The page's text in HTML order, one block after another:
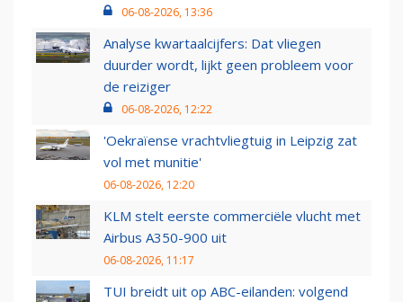
06-08-2026, 13:36
Analyse kwartaalcijfers: Dat vliegen
duurder wordt, lijkt geen probleem voor
de reiziger
06-08-2026, 12:22
'Oekraïense vrachtvliegtuig in Leipzig zat
vol met munitie'
06-08-2026, 12:20
KLM stelt eerste commerciële vlucht met
Airbus A350-900 uit
06-08-2026, 11:17
TUI breidt uit op ABC-eilanden: volgend